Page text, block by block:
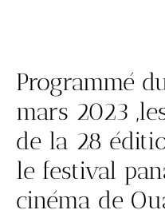
Programmé
mars 2023
de la 28
le festival
cinéma de